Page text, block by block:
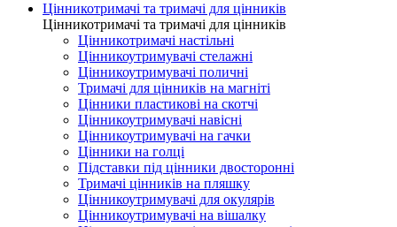
Цінникотримачі та тримачі для цінників
Цінникотримачі та тримачі для цінників
Цінникотримачі настільні
Цінникоутримувачі стелажні
Цінникоутримувачі поличні
Тримачі для цінників на магніті
Цінники пластикові на скотчі
Цінникоутримувачі навісні
Цінникоутримувачі на гачки
Цінники на голці
Підставки під цінники двосторонні
Тримачі цінників на пляшку
Цінникоутримувачі для окулярів
Цінникоутримувачі на вішалку